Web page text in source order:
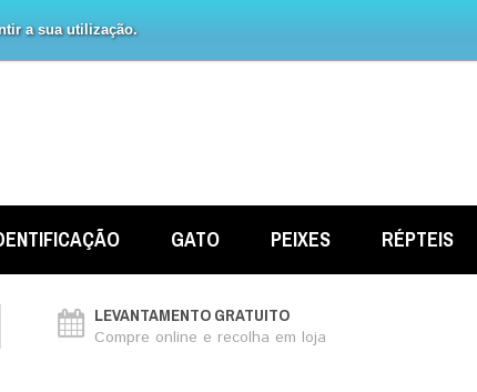
a sua utilização.
GATO PEIXES RÉPTEIS
LEVANTAMENTO GRATUITO
Compre online e recolha em loja